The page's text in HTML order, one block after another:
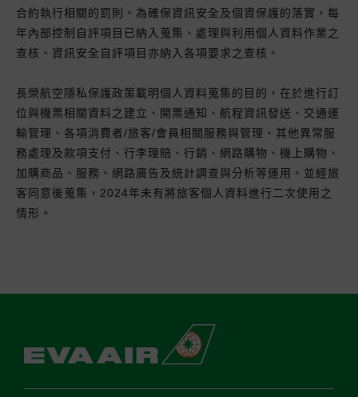
合約執行相關的罰則。為確保資訊安全及個資保護的落實，每
年內部控制自評項目已納入蒐集、處理與利用個人資料作業之
查核、資訊安全自評項目亦納入各項要求之查核。
長榮航空隱私保護政策載明個人資料蒐集的目的，在於進行訂
位與機票相關資料之建立、開票通知、航程資訊發送、交通運
輸管理、各項消費者/旅客/會員相關服務與管理、其他異常服
務處理及款項支付、行李理賠、行銷、網路購物、機上購物、
加購商品、服務、網路廣告及統計調查與分析等運用。並經旅
客同意後蒐集，2024年未有將旅客個人資料進行二次使用之
情形。